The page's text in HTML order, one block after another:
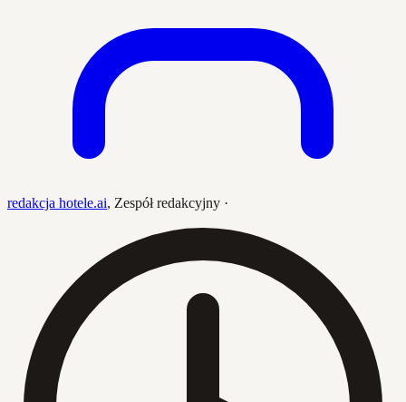
redakcja hotele.ai, Zespół redakcyjny ·